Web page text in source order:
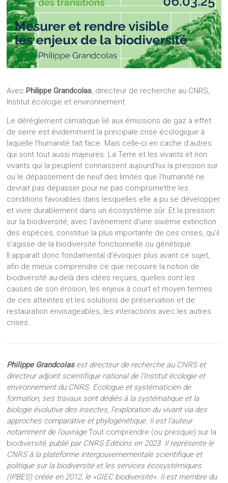
Avec Philippe Grandcolas, directeur de recherche au CNRS,
Institut écologie et environnement
Le dérèglement climatique lié aux émissions de gaz à effet
de serre est évidemment la principale crise écologique à
laquelle l’humanité fait face. Mais celle-ci en cache d’autres
qui sont tout aussi majeures. La Terre et les vivants et non
vivants qui la peuplent connaissent aujourd’hui la pression sur
ou le dépassement de neuf des limites que l’humanité ne
devrait pas dépasser pour ne pas compromettre les
conditions favorables dans lesquelles elle a pu se développer
et vivre durablement dans un écosystème sûr. Et la pression
sur la biodiversité, avec l’avènement d’une sixième extinction
des espèces, constitue la plus importante de ces crises, qu’il
s’agisse de la biodiversité fonctionnelle ou génétique.
Il apparaît donc fondamental d’évoquer plus avant ce sujet,
afin de mieux comprendre ce que recouvre la notion de
biodiversité au-delà des idées reçues, quelles sont les
causes de son érosion, les enjeux à court et moyen termes
de ces atteintes et les solutions de préservation et de
restauration envisageables, les interactions avec les autres
crises.
Philippe Grandcolasest directeur de recherche au CNRS et
directeur adjoint scientifique national de l’Institut écologie et
environnement du CNRS. Ecologue et systématicien de
formation, ses travaux sont dédiés à la systématique et la
biologie évolutive des insectes, l’exploration du vivant via des
approches comparative et phylogénétique. Il est l’auteur
notamment de l’ouvrageTout comprendre (ou presque) sur la
biodiversité publié par CNRS Editions en 2023. Il représente le
CNRS à la plateforme intergouvernementale scientifique et
politique sur la biodiversité et les services écosystémiques
(IPBES) créée en 2012, le «GIEC biodiversité». Il est membre du